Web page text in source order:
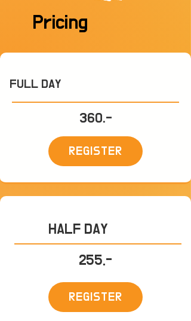
Pricing
FULL DAY
360.-
REGISTER
HALF DAY
255.-
REGISTER